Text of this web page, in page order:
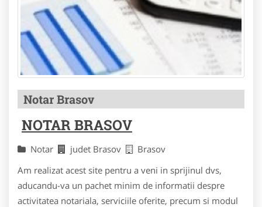
Notar Brasov
NOTAR BRASOV
Notar judet Brasov
Brasov
Am realizat acest site pentru a veni in sprijinul dvs,
aducandu-va un pachet minim de informatii despre
activitatea notariala, serviciile oferite, precum si modul